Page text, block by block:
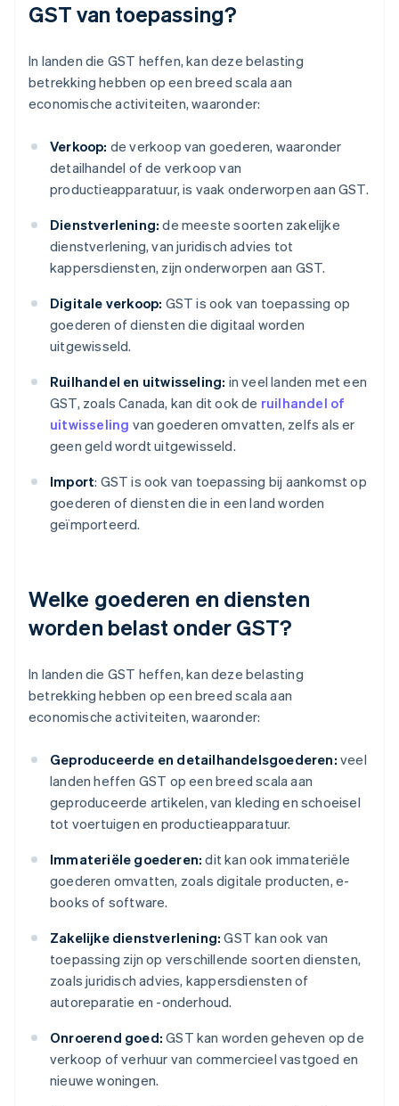
GST van toepassing?
In landen die GST heffen, kan deze belasting
betrekking hebben op een breed scala aan
economische activiteiten, waaronder:
Verkoop: de verkoop van goederen, waaronder
detailhandel of de verkoop van
productieapparatuur, is vaak onderworpen aan GST.
Dienstverlening: de meeste soorten zakelijke
dienstverlening, van juridisch advies tot
kappersdiensten, zijn onderworpen aan GST.
Digitale verkoop: GST is ook van toepassing op
goederen of diensten die digitaal worden
uitgewisseld.
Ruilhandel en uitwisseling: in veel landen met een
GST, zoals Canada, kan dit ook de ruilhandel of
uitwisseling van goederen omvatten, zelfs als er
geen geld wordt uitgewisseld.
Import: GST is ook van toepassing bij aankomst op
goederen of diensten die in een land worden
geïmporteerd.
Welke goederen en diensten
worden belast onder GST?
In landen die GST heffen, kan deze belasting
betrekking hebben op een breed scala aan
economische activiteiten, waaronder:
Geproduceerde en detailhandelsgoederen: veel
landen heffen GST op een breed scala aan
geproduceerde artikelen, van kleding en schoeisel
tot voertuigen en productieapparatuur.
Immateriële goederen: dit kan ook immateriële
goederen omvatten, zoals digitale producten, e-
books of software.
Zakelijke dienstverlening: GST kan ook van
toepassing zijn op verschillende soorten diensten,
zoals juridisch advies, kappersdiensten of
autoreparatie en -onderhoud.
Onroerend goed: GST kan worden geheven op de
verkoop of verhuur van commercieel vastgoed en
nieuwe woningen.